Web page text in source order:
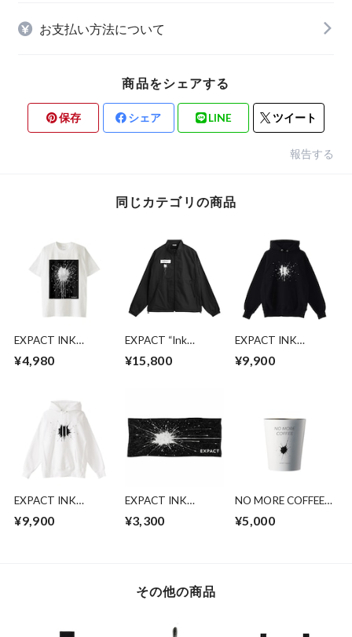
お支払い方法について
商品をシェアする
保存 シェア LINE ツイート
報告する
同じカテゴリの商品
EXPACT INK
SPLASH Tシャツ
¥4,980
EXPACT “Ink
Splash” Track Jacket
¥15,800
EXPACT INK
SPLASH パーカー
¥9,900
EXPACT INK
SPLASH パーカー
¥9,900
EXPACT INK
SPLASH タオル
¥3,300
NO MORE COFFEE
タンブラーミニ
¥5,000
その他の商品